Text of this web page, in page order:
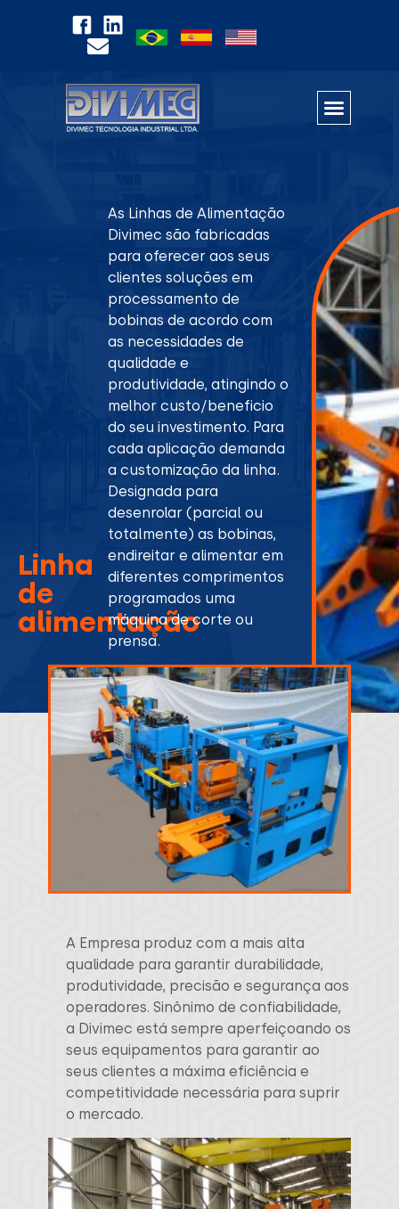
Linha
de
alimentação
As Linhas de Alimentação
Divimec são fabricadas
para oferecer aos seus
clientes soluções em
processamento de
bobinas de acordo com
as necessidades de
qualidade e
produtividade, atingindo o
melhor custo/beneficio
do seu investimento. Para
cada aplicação demanda
a customização da linha.
Designada para
desenrolar (parcial ou
totalmente) as bobinas,
endireitar e alimentar em
diferentes comprimentos
programados uma
máquina de corte ou
prensa.
A Empresa produz com a mais alta
qualidade para garantir durabilidade,
produtividade, precisão e segurança aos
operadores. Sinônimo de confiabilidade,
a Divimec está sempre aperfeiçoando os
seus equipamentos para garantir ao
seus clientes a máxima eficiência e
competitividade necessária para suprir
o mercado.